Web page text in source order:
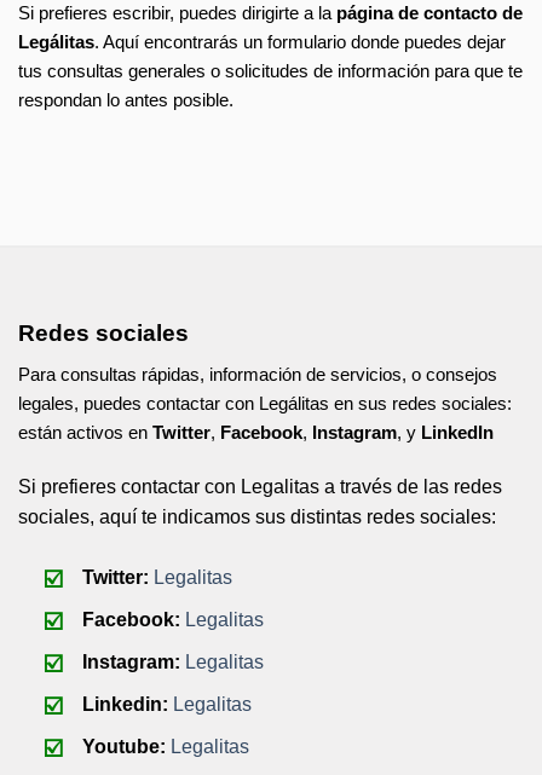
Si prefieres escribir, puedes dirigirte a la página de contacto de
Legálitas. Aquí encontrarás un formulario donde puedes dejar
tus consultas generales o solicitudes de información para que te
respondan lo antes posible.
Redes sociales
Para consultas rápidas, información de servicios, o consejos
legales, puedes contactar con Legálitas en sus redes sociales:
están activos en Twitter, Facebook, Instagram, y LinkedIn
Si prefieres contactar con Legalitas a través de las redes
sociales, aquí te indicamos sus distintas redes sociales:
Twitter: Legalitas
Facebook: Legalitas
Instagram: Legalitas
Linkedin: Legalitas
Youtube: Legalitas